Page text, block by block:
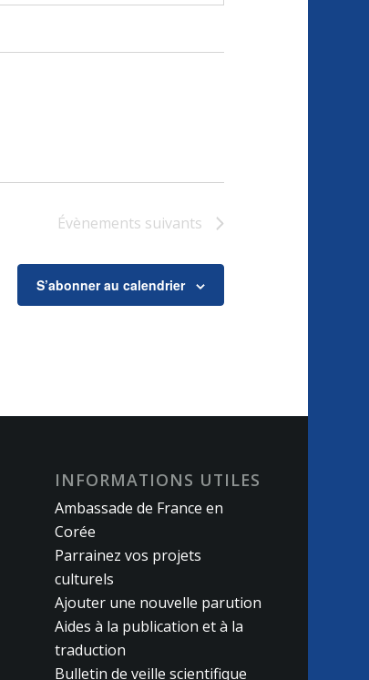
Évènements suivants
S’abonner au calendrier
INFORMATIONS UTILES
Ambassade de France en
Corée
Parrainez vos projets
culturels
Ajouter une nouvelle parution
Aides à la publication et à la
traduction
Bulletin de veille scientifique